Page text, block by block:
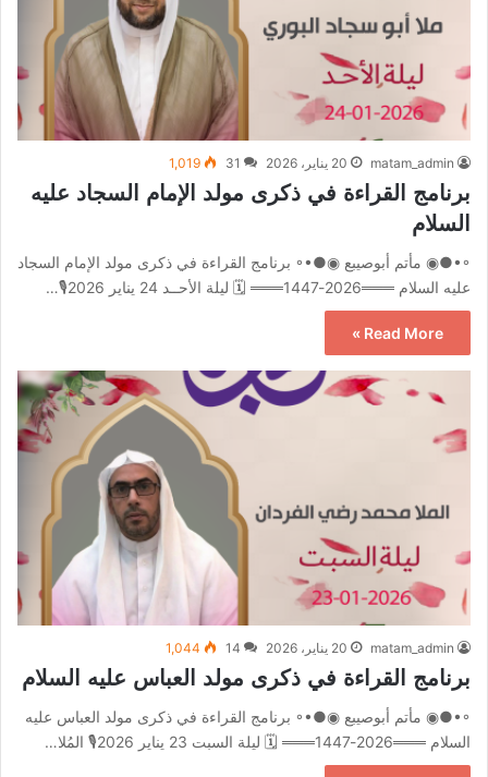
matam_admin 20 يناير، 2026 31
1,019
برنامج القراءة في ذكرى مولد الإمام السجاد عليه
السلام
◦•●◉ مأتم أبوصيبع ◉●•◦ برنامج القراءة في ذكرى مولد الإمام السجاد
عليه السلام ═══2026-1447═══ 🗓 ليلة الأحــد 24 يناير 2026🎙️…
Read More »
matam_admin 20 يناير، 2026 14
1,044
برنامج القراءة في ذكرى مولد العباس عليه السلام
◦•●◉ مأتم أبوصيبع ◉●•◦ برنامج القراءة في ذكرى مولد العباس عليه
السلام ═══2026-1447═══ 🗓 ليلة السبت 23 يناير 2026🎙️ المُلا…